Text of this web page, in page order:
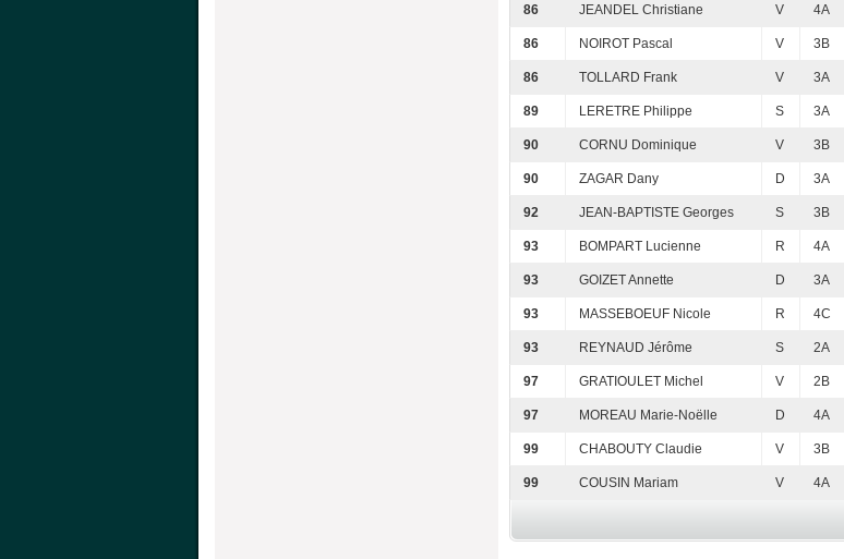
86 JEANDEL Christiane V 4A
86 NOIROT Pascal V 3B
86 TOLLARD Frank V 3A
89 LERETRE Philippe S 3A
90 CORNU Dominique V 3B
90 ZAGAR Dany D 3A
92 JEAN-BAPTISTE Georges S 3B
93 BOMPART Lucienne R 4A
93 GOIZET Annette D 3A
93 MASSEBOEUF Nicole R 4C
93 REYNAUD Jérôme S 2A
97 GRATIOULET Michel V 2B
97 MOREAU Marie-Noëlle D 4A
99 CHABOUTY Claudie V 3B
99 COUSIN Mariam V 4A